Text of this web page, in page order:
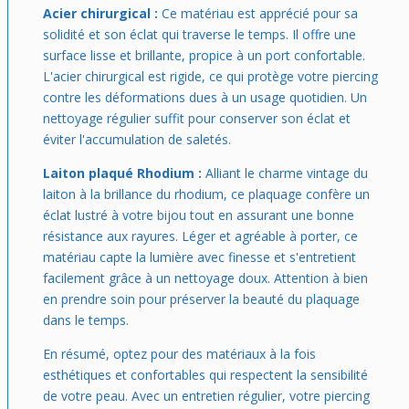
Acier chirurgical : Ce matériau est apprécié pour sa
solidité et son éclat qui traverse le temps. Il offre une
surface lisse et brillante, propice à un port confortable.
L'acier chirurgical est rigide, ce qui protège votre piercing
contre les déformations dues à un usage quotidien. Un
nettoyage régulier suffit pour conserver son éclat et
éviter l'accumulation de saletés.
Laiton plaqué Rhodium : Alliant le charme vintage du
laiton à la brillance du rhodium, ce plaquage confère un
éclat lustré à votre bijou tout en assurant une bonne
résistance aux rayures. Léger et agréable à porter, ce
matériau capte la lumière avec finesse et s'entretient
facilement grâce à un nettoyage doux. Attention à bien
en prendre soin pour préserver la beauté du plaquage
dans le temps.
En résumé, optez pour des matériaux à la fois
esthétiques et confortables qui respectent la sensibilité
de votre peau. Avec un entretien régulier, votre piercing